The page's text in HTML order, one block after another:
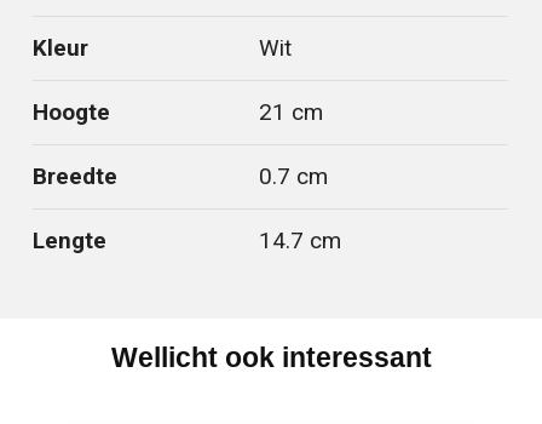
Kleur Wit
Hoogte 21 cm
Breedte 0.7 cm
Lengte 14.7 cm
Wellicht ook interessant